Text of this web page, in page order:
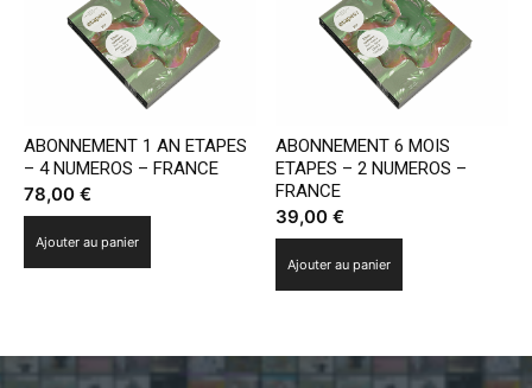
ABONNEMENT 1 AN ETAPES
– 4 NUMEROS – FRANCE
78,00 €
Ajouter au panier
ABONNEMENT 6 MOIS
ETAPES – 2 NUMEROS –
FRANCE
39,00€
Ajouter au panier